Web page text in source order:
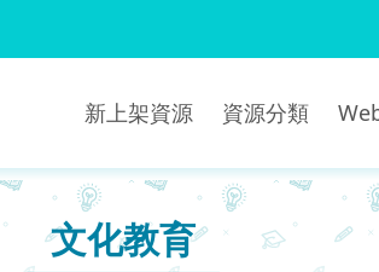
新上架資源 資源分類
文化教育